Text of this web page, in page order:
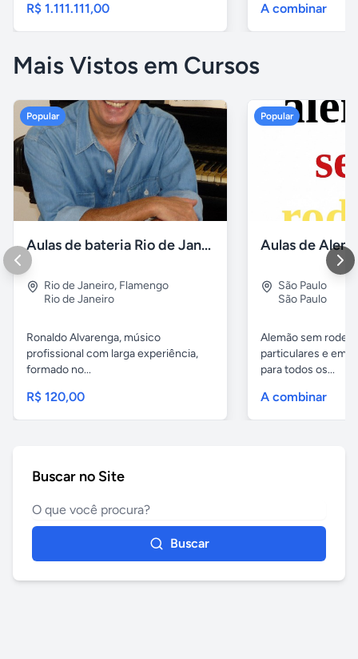
R$ 1.111.111,00 A combinar
Mais Vistos em Cursos
Popular
Aulas de bateria Rio de Janeiro
Rio de Janeiro, Flamengo
Rio de Janeiro
Ronaldo Alvarenga, músico
profissional com larga experiência,
formado no...
R$ 120,00
Popular
São Paulo
São Paulo
Alemão sem
particulares e em
para todos os...
A combinar
Buscar no Site
Buscar